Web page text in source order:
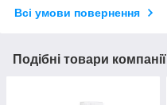
Всі умови повернення
Подібні товари компанії